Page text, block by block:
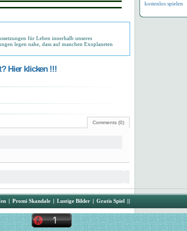
für Leben innerhalb unseres
legen nahe, dass auf manchen Exoplaneten
Hier klicken !!!
Comments (0)
kostenlos spielen
| Promi Skandale | Lustige Bilder | Gratis Spiel ||